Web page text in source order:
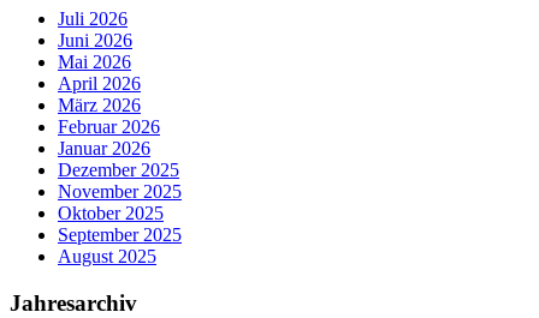
Juli 2026
Juni 2026
Mai 2026
April 2026
März 2026
Februar 2026
Januar 2026
Dezember 2025
November 2025
Oktober 2025
September 2025
August 2025
Jahresarchiv